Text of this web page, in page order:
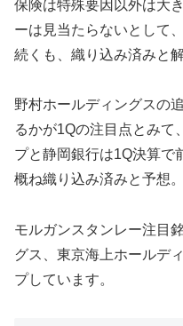
保険は特殊要因以外は大
ーは見当たらないとして
続くも、織り込み済みと解
野村ホールディングスの
るかが1Qの注目点とみて
プと静岡銀行は1Q決算で
概ね織り込み済みと予想。
モルガンスタンレー注目
グス、東京海上ホールデ
プしています。